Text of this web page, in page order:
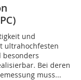
und
ultrahochfesten
besonders
Bei deren
muss...